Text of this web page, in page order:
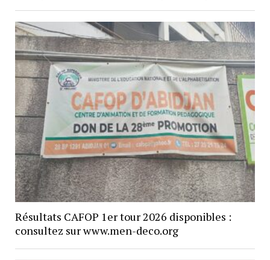
Résultats CAFOP 1er tour 2026 disponibles :
consultez sur www.men-deco.org